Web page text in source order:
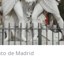
de Madrid